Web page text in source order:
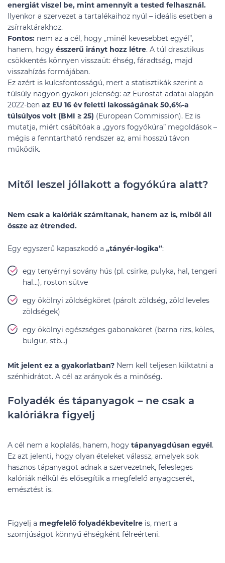
energiát viszel be, mint amennyit a tested felhasznál.
Ilyenkor a szervezet a tartalékaihoz nyúl – ideális esetben a
zsírraktárakhoz.
Fontos: nem az a cél, hogy „minél kevesebbet egyél”,
hanem, hogy ésszerű irányt hozz létre. A túl drasztikus
csökkentés könnyen visszaüt: éhség, fáradtság, majd
visszahízás formájában.
Ez azért is kulcsfontosságú, mert a statisztikák szerint a
túlsúly nagyon gyakori jelenség: az Eurostat adatai alapján
2022-ben az EU 16 év feletti lakosságának 50,6%-a
túlsúlyos volt (BMI ≥ 25) (European Commission). Ez is
mutatja, miért csábítóak a „gyors fogyókúra” megoldások –
mégis a fenntartható rendszer az, ami hosszú távon
működik.
Mitől leszel jóllakott a fogyókúra alatt?
Nem csak a kalóriák számítanak, hanem az is, miből áll
össze az étrended.
Egy egyszerű kapaszkodó a „tányér-logika”:
egy tenyérnyi sovány hús (pl. csirke, pulyka, hal, tengeri
hal…), roston sütve
egy ökölnyi zöldségköret (párolt zöldség, zöld leveles
zöldségek)
egy ökölnyi egészséges gabonaköret (barna rizs, köles,
bulgur, stb…)
Mit jelent ez a gyakorlatban? Nem kell teljesen kiiktatni a
szénhidrátot. A cél az arányok és a minőség.
Folyadék és tápanyagok – ne csak a
kalóriákra figyelj
A cél nem a koplalás, hanem, hogy tápanyagdúsan egyél.
Ez azt jelenti, hogy olyan ételeket válassz, amelyek sok
hasznos tápanyagot adnak a szervezetnek, felesleges
kalóriák nélkül és elősegítik a megfelelő anyagcserét,
emésztést is.
Figyelj a megfelelő folyadékbevitelre is, mert a
szomjúságot könnyű éhségként félreérteni.